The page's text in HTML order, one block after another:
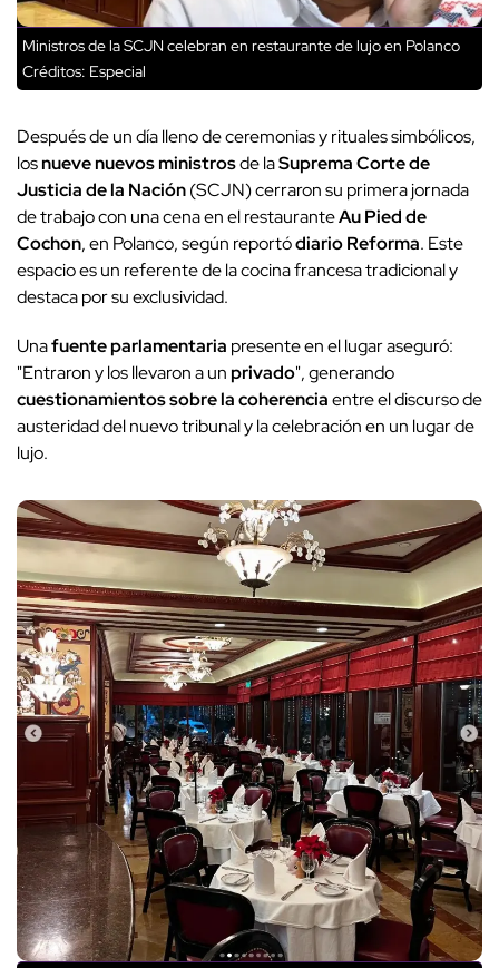
Ministros de la SCJN celebran en restaurante de lujo en Polanco
Créditos: Especial
Después de un día lleno de ceremonias y rituales simbólicos,
losnueve nuevos ministrosde laSuprema Corte de
Justicia de la Nación(SCJN) cerraron su primera jornada
de trabajo con una cena en el restauranteAu Pied de
Cochon, en Polanco, según reportódiario Reforma. Este
espacio es un referente de la cocina francesa tradicional y
destaca por su exclusividad.
Unafuente parlamentaria presente en el lugar aseguró:
"Entraron y los llevaron a unprivado", generando
cuestionamientos sobre la coherenciaentre el discurso de
austeridad del nuevo tribunal y la celebración en un lugar de
lujo.